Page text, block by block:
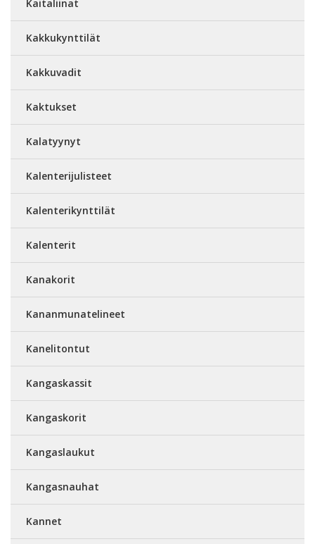
Kaitaliinat
Kakkukynttilät
Kakkuvadit
Kaktukset
Kalatyynyt
Kalenterijulisteet
Kalenterikynttilät
Kalenterit
Kanakorit
Kananmunatelineet
Kanelitontut
Kangaskassit
Kangaskorit
Kangaslaukut
Kangasnauhat
Kannet